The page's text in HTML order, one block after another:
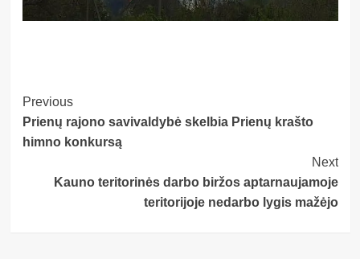
Post
Navigation
Previous
Prienų rajono savivaldybė skelbia Prienų krašto
himno konkursą
Next
Kauno teritorinės darbo biržos aptarnaujamoje
teritorijoje nedarbo lygis mažėjo